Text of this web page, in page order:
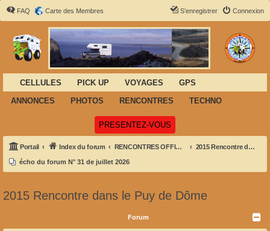
FAQ Carte des Membres Connexion
S’enregistrer
CELLULES PICK UP VOYAGES
GPS
ANNONCES
PHOTOS RENCONTRES TECHNO
PRESENTEZ-VOUS
Portail Index du forum RENCONTRES OFFICIELLES NATIONALES 2015 Rencontre dans le Puy de Dôme
écho du forum N° 31 de juillet 2026
2015 Rencontre dans le Puy de Dôme
Forum